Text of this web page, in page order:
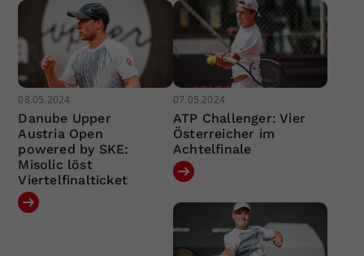
08.05.2024
Danube Upper
Austria Open
powered by SKE:
Misolic löst
Viertelfinalticket
07.05.2024
ATP Challenger: Vier
Österreicher im
Achtelfinale